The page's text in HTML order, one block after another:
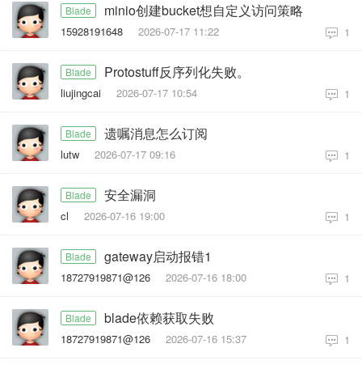
Blade minio创建bucket想自定义访问策略
15928191648 2026-07-17 11:22 1
Blade Protostuff反序列化失败。
liujingcai 2026-07-17 10:54 1
Blade 遗嘱消息怎么订阅
lutw 2026-07-17 09:16 1
Blade 安全漏洞
cl 2026-07-16 19:00 1
Blade gateway启动报错1
18727919871@126 2026-07-16 18:00 1
Blade blade依赖获取失败
18727919871@126 2026-07-16 15:37 1